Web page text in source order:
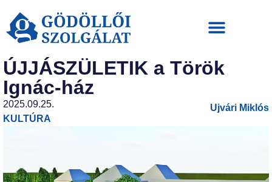
ÚJJÁSZÜLETIK a Török
Ignác-ház
2025.09.25.
KULTÚRA
Ujvári Miklós